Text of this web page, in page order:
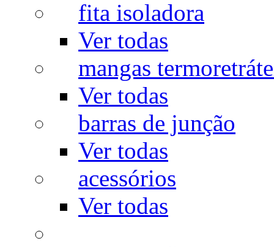
fita isoladora
Ver todas
mangas
Ver todas
barras de junção
Ver todas
acessórios
Ver todas